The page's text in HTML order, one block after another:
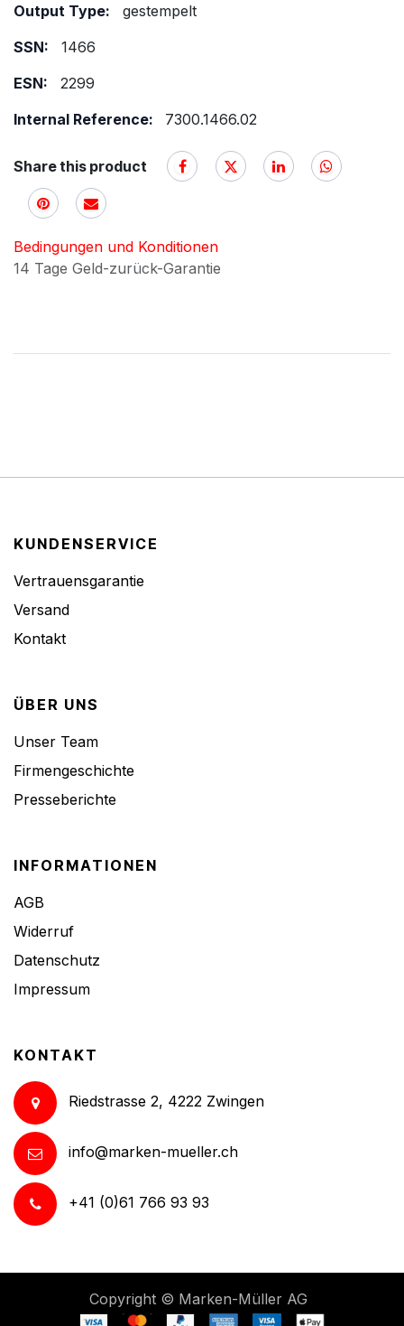
Output Type:
gestempelt
SSN:
1466
ESN:
2299
Internal Reference:
7300.1466.02
Share this product
Bedingungen und Konditionen
14 Tage Geld-zurück-Garantie
KUNDENSERVICE
Vertrauensgarantie
Versand
Kontakt
ÜBER UNS
Unser Team
Firmengeschichte
Presseberichte
INFORMATIONEN
AGB
Widerruf
Datenschutz
Impressum
KONTAKT
Riedstrasse 2, 4222 Zwingen
info@marken-mueller.ch
+41 (0)61 766 93 93
Copyright © Marken-Müller AG